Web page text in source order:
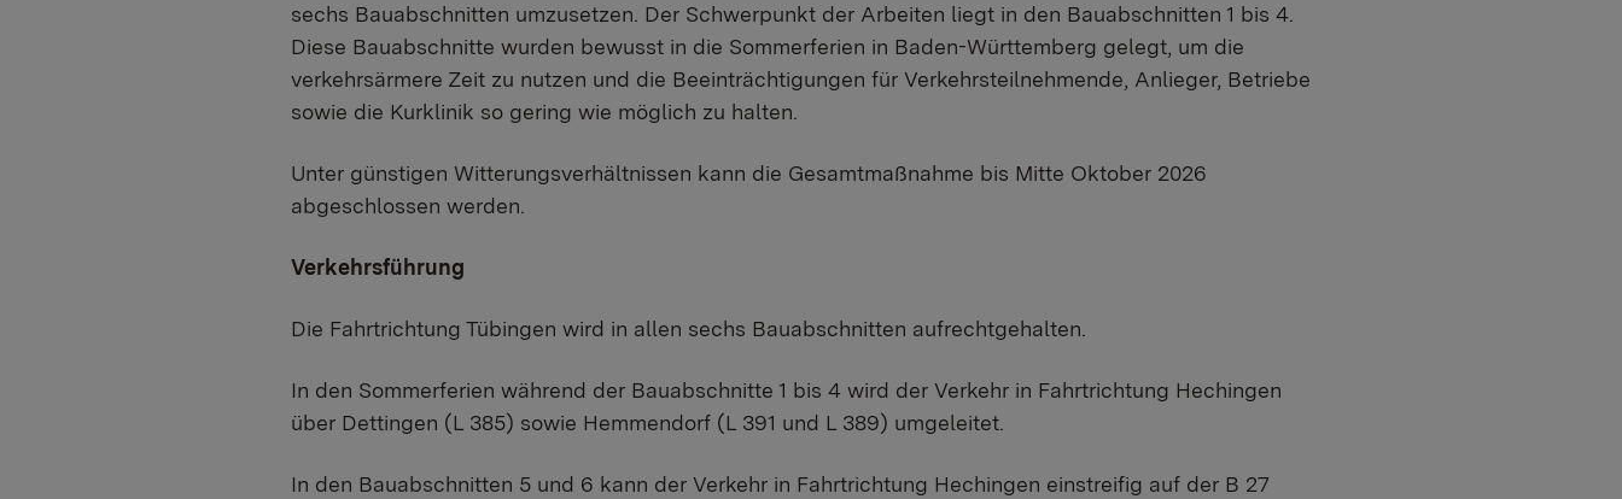
sechs Bauabschnitten umzusetzen. Der Schwerpunkt der Arbeiten liegt in den Bauabschnitten 1 bis 4.
Diese Bauabschnitte wurden bewusst in die Sommerferien in Baden-Württemberg gelegt, um die
verkehrsärmere Zeit zu nutzen und die Beeinträchtigungen für Verkehrsteilnehmende, Anlieger, Betriebe
sowie die Kurklinik so gering wie möglich zu halten.
Unter günstigen Witterungsverhältnissen kann die Gesamtmaßnahme bis Mitte Oktober 2026
abgeschlossen werden.
Verkehrsführung
Die Fahrtrichtung Tübingen wird in allen sechs Bauabschnitten aufrechtgehalten.
In den Sommerferien während der Bauabschnitte 1 bis 4 wird der Verkehr in Fahrtrichtung Hechingen
über Dettingen (L 385) sowie Hemmendorf (L 391 und L 389) umgeleitet.
In den Bauabschnitten 5 und 6 kann der Verkehr in Fahrtrichtung Hechingen einstreifig auf der B 27